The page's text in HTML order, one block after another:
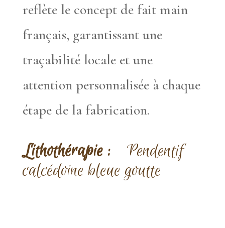
reflète le concept de fait main
français, garantissant une
traçabilité locale et une
attention personnalisée à chaque
étape de la fabrication.
Lithothérapie :
Pendentif
calcédoine bleue goutte